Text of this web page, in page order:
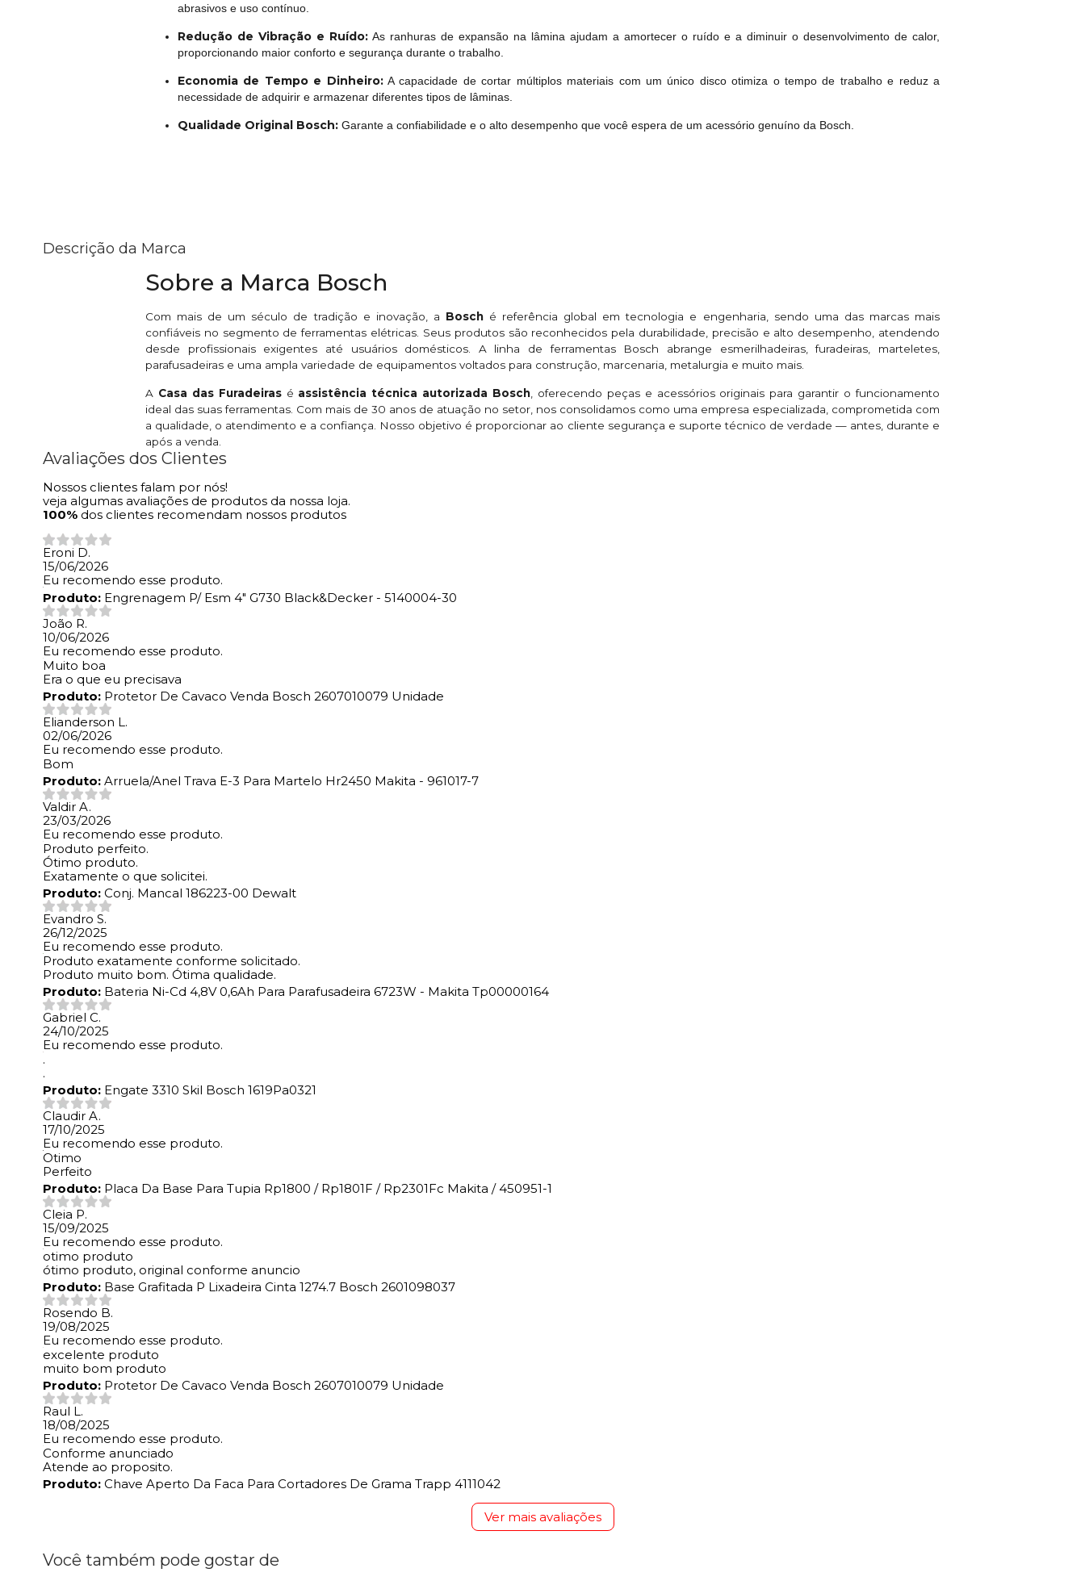
abrasivos e uso contínuo.
Redução de Vibração e Ruído: As ranhuras de expansão na lâmina ajudam a amortecer o ruído e a diminuir o desenvolvimento de calor,
proporcionando maior conforto e segurança durante o trabalho.
Economia de Tempo e Dinheiro:A capacidade de cortar múltiplos materiais com um único disco otimiza o tempo de trabalho e reduz a
necessidade de adquirir e armazenar diferentes tipos de lâminas.
Qualidade Original Bosch: Garante a confiabilidade e o alto desempenho que você espera de um acessório genuíno da Bosch.
Descrição da Marca
Sobre a Marca Bosch
Com mais de um século de tradição e inovação, a Bosché referência global em tecnologia e engenharia, sendo uma das marcas mais
confiáveis no segmento de ferramentas elétricas. Seus produtos são reconhecidos pela durabilidade, precisão e alto desempenho, atendendo
desde profissionais exigentes até usuários domésticos. A linha de ferramentas Bosch abrange esmerilhadeiras, furadeiras, marteletes,
parafusadeiras e uma ampla variedade de equipamentos voltados para construção, marcenaria, metalurgia e muito mais.
A Casa das Furadeirasé assistência técnica autorizada Bosch , oferecendo peças e acessórios originais para garantir o funcionamento
ideal das suas ferramentas. Com mais de 30 anos de atuação no setor, nos consolidamos como uma empresa especializada, comprometida com
a qualidade, o atendimento e a confiança. Nosso objetivo é proporcionar ao cliente segurança e suporte técnico de verdade — antes, durante e
após a venda.
Avaliações dos Clientes
Nossos clientes falam por nós!
veja algumas avaliações de produtos da nossa loja.
100% dos clientes recomendam nossos produtos
Eroni D.
15/06/2026
Eu recomendo esse produto.
Produto: Engrenagem P/ Esm 4" G730 Black&Decker - 5140004-30
João R.
10/06/2026
Eu recomendo esse produto.
Muito boa
Era o que eu precisava
Produto: Protetor De Cavaco Venda Bosch 2607010079 Unidade
Elianderson L.
02/06/2026
Eu recomendo esse produto.
Bom
Produto: Arruela/Anel Trava E-3 Para Martelo Hr2450 Makita - 961017-7
Valdir A.
23/03/2026
Eu recomendo esse produto.
Produto perfeito.
Ótimo produto.
Exatamente o que solicitei.
Produto: Conj. Mancal 186223-00 Dewalt
Evandro S.
26/12/2025
Eu recomendo esse produto.
Produto exatamente conforme solicitado.
Produto muito bom. Ótima qualidade.
Produto: Bateria Ni-Cd 4,8V 0,6Ah Para Parafusadeira 6723W - Makita Tp00000164
Gabriel C.
24/10/2025
Eu recomendo esse produto.
.
.
Produto: Engate 3310 Skil Bosch 1619Pa0321
Claudir A.
17/10/2025
Eu recomendo esse produto.
Otimo
Perfeito
Produto: Placa Da Base Para Tupia Rp1800 / Rp1801F / Rp2301Fc Makita / 450951-1
Cleia P.
15/09/2025
Eu recomendo esse produto.
otimo produto
ótimo produto, original conforme anuncio
Produto: Base Grafitada P Lixadeira Cinta 1274.7 Bosch 2601098037
Rosendo B.
19/08/2025
Eu recomendo esse produto.
excelente produto
muito bom produto
Produto: Protetor De Cavaco Venda Bosch 2607010079 Unidade
Raul L.
18/08/2025
Eu recomendo esse produto.
Conforme anunciado
Atende ao proposito.
Produto: Chave Aperto Da Faca Para Cortadores De Grama Trapp 4111042
Ver mais avaliações
Você também pode gostar de